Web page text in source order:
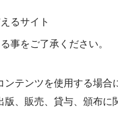
るサイト
事をご了承ください。
テンツを使用する場
、販売、貸与、頒布に